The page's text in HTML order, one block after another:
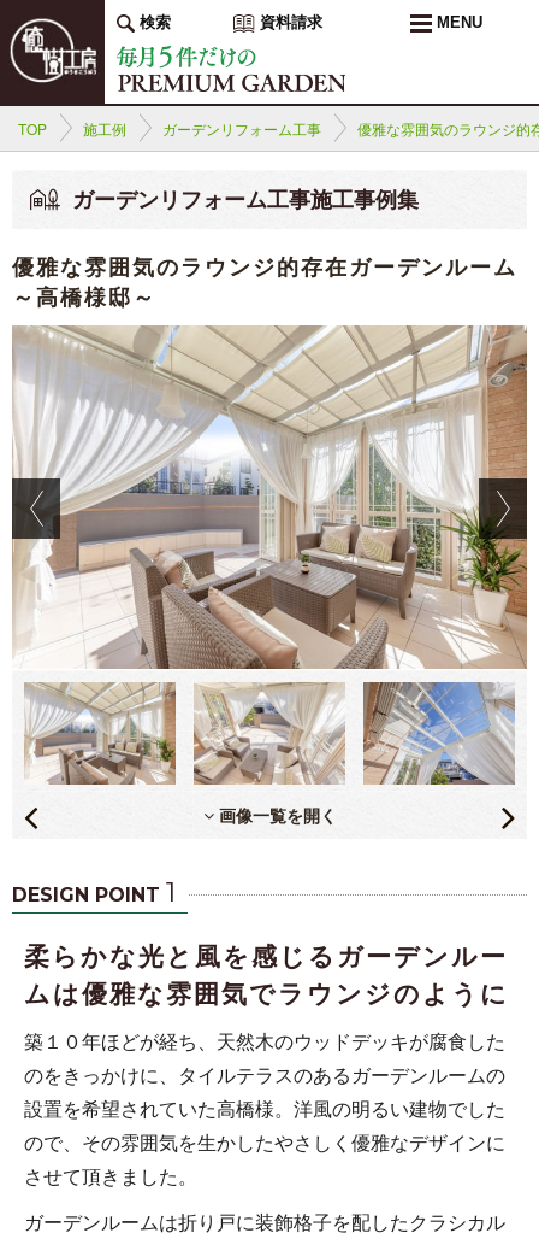
検索 資料請求 MENU
TOP 施工例 ガーデンリフォーム工事 優雅な雰囲気のラウンジ的
ガーデンリフォーム工事施工事例集
優雅な雰囲気のラウンジ的存在ガーデンルーム
～高橋様邸～
画像一覧を開く
DESIGN POINT 1
柔らかな光と風を感じるガーデンルー
ムは優雅な雰囲気でラウンジのように
築１０年ほどが経ち、天然木のウッドデッキが腐食した
のをきっかけに、タイルテラスのあるガーデンルームの
設置を希望されていた高橋様。洋風の明るい建物でした
ので、その雰囲気を生かしたやさしく優雅なデザインに
させて頂きました。
ガーデンルームは折り戸に装飾格子を配したクラシカル